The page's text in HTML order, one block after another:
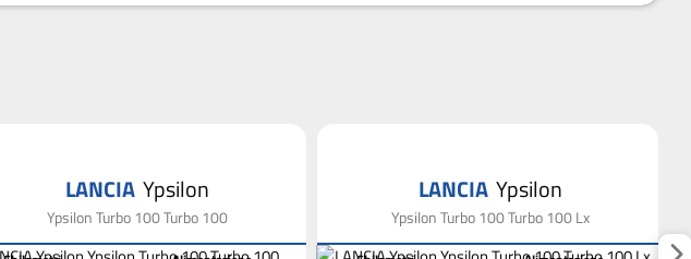
LANCIA Ypsilon
Ypsilon Turbo 100 Turbo 100
LANCIA Ypsilon
Ypsilon Turbo 100 Turbo 100 Lx